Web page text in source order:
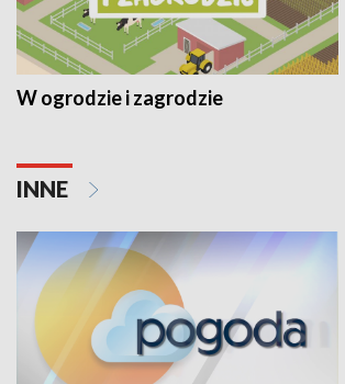
W ogrodzie i zagrodzie
INNE